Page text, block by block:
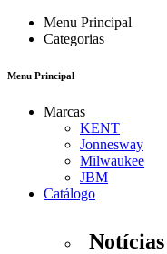
Menu Principal
Categorias
Menu Principal
Marcas
KENT
Jonnesway
Milwaukee
JBM
Catálogo
Notícias